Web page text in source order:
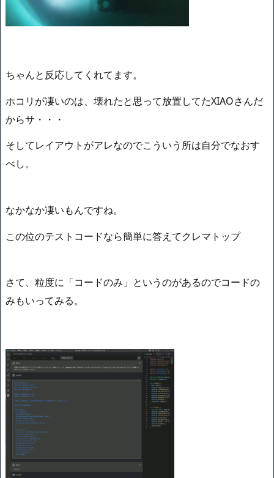
ちゃんと反応してくれてます。
ホコリが凄いのは、壊れたと思って放置してたXIAOさんだ
からサ・・・
そしてレイアウトがアレなのでこういう所は自分でなおす
べし。
なかなか凄いもんですね。
この位のテストコードなら簡単に答えてクレマトップ
さて、粒度に「コードのみ」というのがあるのでコードの
みもいってみる。